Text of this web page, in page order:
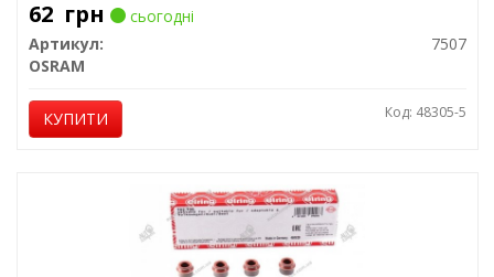
62 грн
сьогодні
Артикул:
7507
OSRAM
КУПИТИ Код: 48305-5